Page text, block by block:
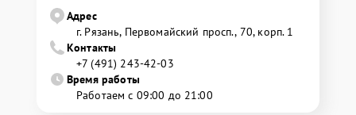
Адрес
г. Рязань, Первомайский просп., 70, корп. 1
Контакты
+7 (491) 243-42-03
Время работы
Работаем с 09:00 до 21:00